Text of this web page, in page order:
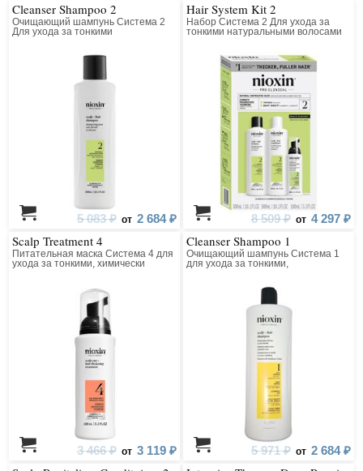
Cleanser Shampoo 2
Очищающий шампунь Система 2
Для ухода за тонкими
5 083 ₽ от 2 684 ₽
Hair System Kit 2
Набор Система 2 Для ухода за
тонкими натуральными волосами
8 509 ₽ от 4 297 ₽
Scalp Treatment 4
Питательная маска Система 4 для
ухода за тонкими, химически
3 466 ₽ от 3 119 ₽
Cleanser Shampoo 1
Очищающий шампунь Система 1
для ухода за тонкими,
5 971 ₽ от 2 684 ₽